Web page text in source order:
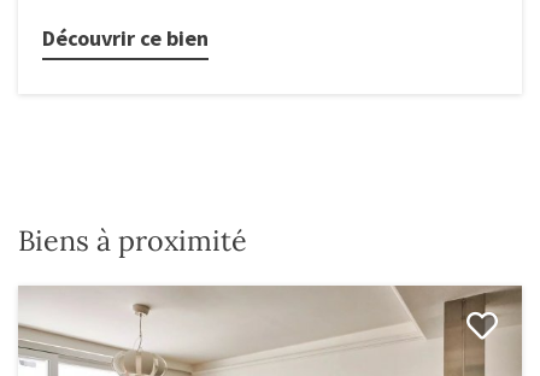
Découvrir ce bien
Biens à proximité